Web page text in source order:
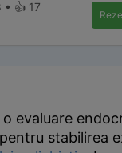
• 👍 17
evaluare
stabilirea